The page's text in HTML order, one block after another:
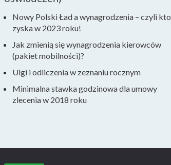
Nowy Polski Ład a wynagrodzenia – czyli kto
zyska w 2023 roku!
Jak zmienią się wynagrodzenia kierowców
(pakiet mobilności)?
Ulgi i odliczenia w zeznaniu rocznym
Minimalna stawka godzinowa dla umowy
zlecenia w 2018 roku